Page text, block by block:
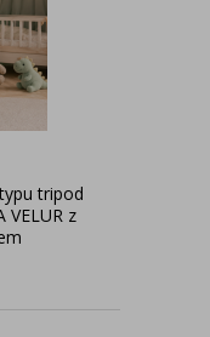
tripod
VELUR z